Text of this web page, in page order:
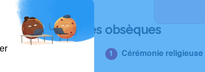
Déroulé des obsèques
Cérémonie religieuse